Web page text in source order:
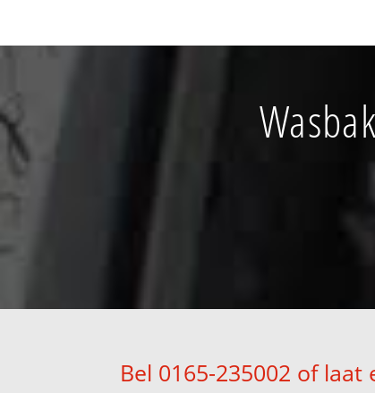
Bel 0165-235002 of